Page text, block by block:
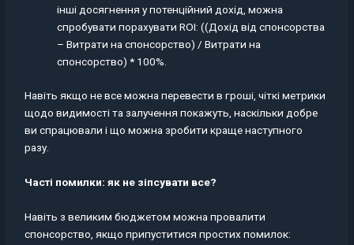
інші досягнення у потенційний дохід, можна
спробувати порахувати ROI: ((Дохід від спонсорства
– Витрати на спонсорство) / Витрати на
спонсорство) * 100%.
Навіть якщо не все можна перевести в гроші, чіткі метрики
щодо видимості та залучення покажуть, наскільки добре
ви спрацювали і що можна зробити краще наступного
разу.
Часті помилки: як не зіпсувати все?
Навіть з великим бюджетом можна провалити
спонсорство, якщо припуститися простих помилок: